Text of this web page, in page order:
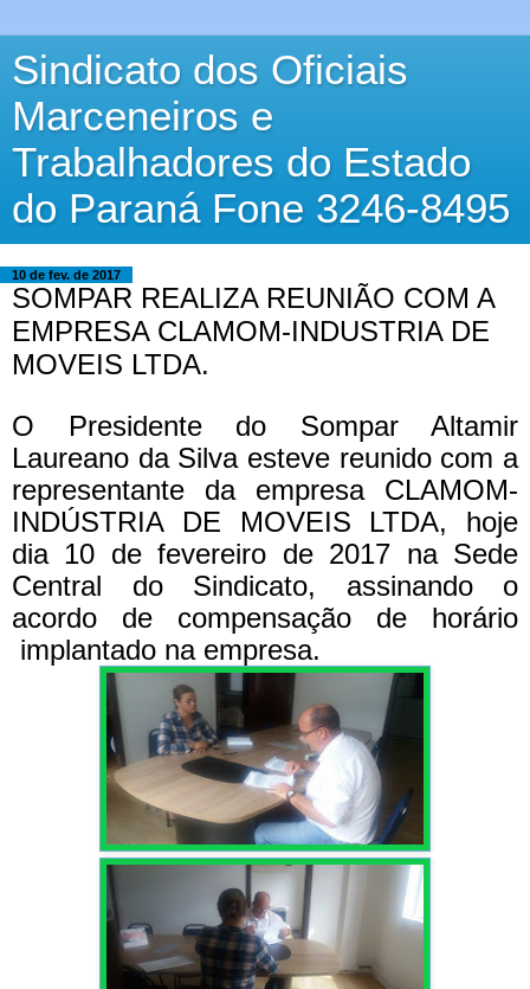
Sindicato dos Oficiais
Marceneiros e
Trabalhadores do Estado
do Paraná Fone 3246-8495
10 de fev. de 2017
SOMPAR REALIZA REUNIÃO COM A
EMPRESA CLAMOM-INDUSTRIA DE
MOVEIS LTDA.
O Presidente do Sompar Altamir
Laureano da Silva esteve reunido com a
representante da empresa CLAMOM-
INDÚSTRIA DE MOVEIS LTDA, hoje
dia 10 de fevereiro de 2017 na Sede
Central do Sindicato, assinando o
acordo de compensação de horário
implantado na empresa.